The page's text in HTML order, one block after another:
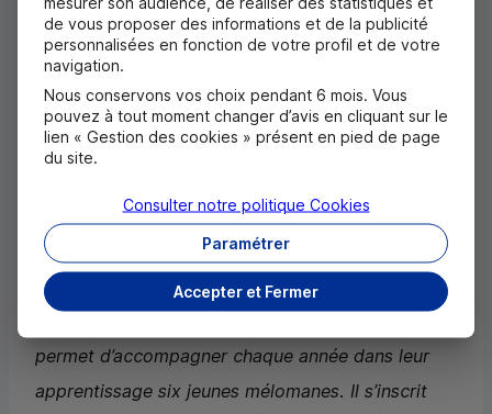
spectateurs sont venus écouter 950 artistes.
Ils ont déclaré :
«Engagé depuis plus de seize ans pour la
jeunes talents, notamment à travers son
partenariat durable avec les Victoires de la
musique classique. Le PrixCIC- Michel Lucas, à
permet d’accompagner chaque année dans leur
apprentissage six jeunes mélomanes. Il s’inscrit
de vous proposer des informations et de la publicité
personnalisées en fonction de votre profil et de votre
navigation.
Nous conservons vos choix pendant 6 mois. Vous
pouvez à tout moment changer d’avis en cliquant sur le
lien « Gestion des cookies » présent en pied de page
du site.
Accepter et Fermer
Paramétrer
Consulter notre politique Cookies